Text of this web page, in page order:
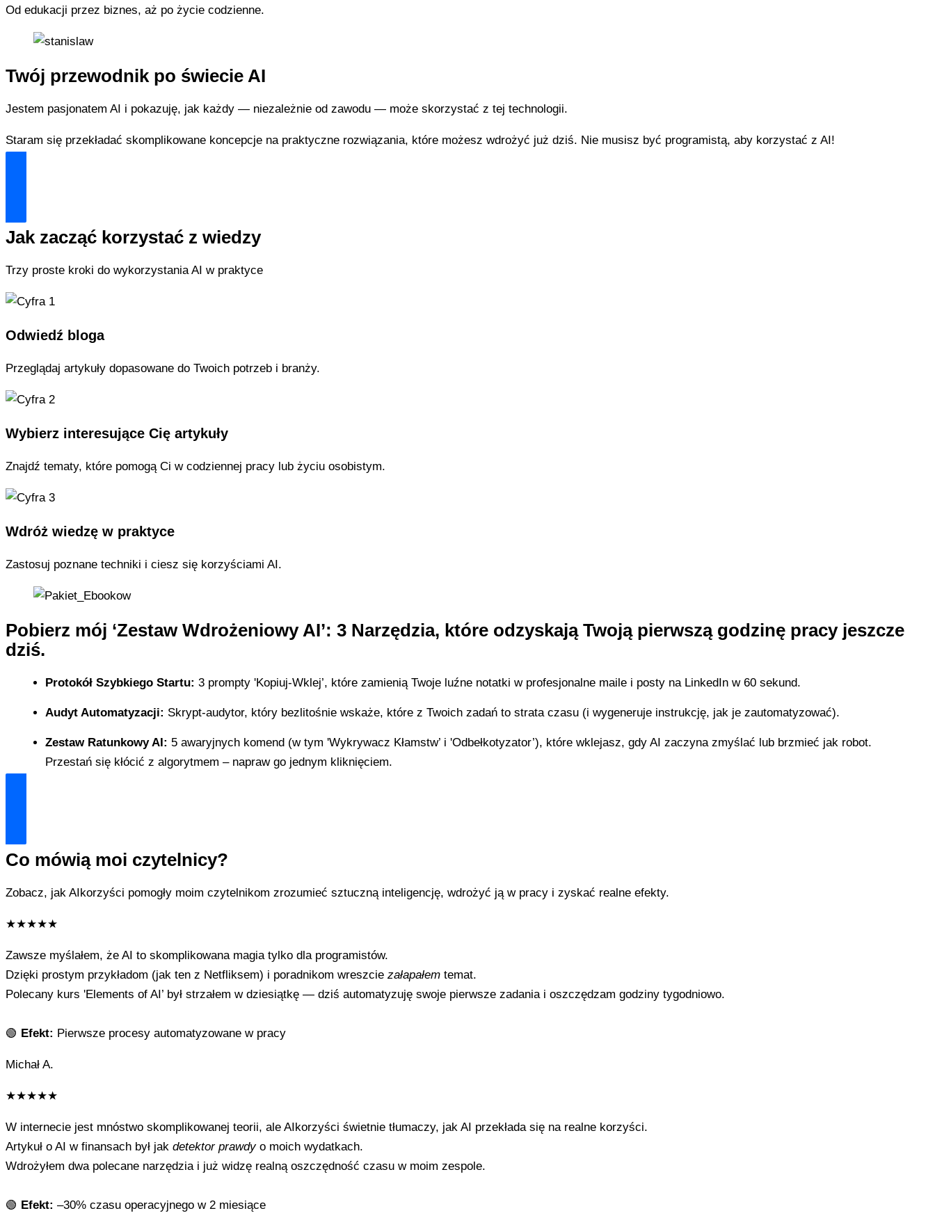
Od edukacji przez biznes, aż po życie codzienne.
Twój przewodnik po świecie AI
Jestem pasjonatem AI i pokazuję, jak każdy — niezależnie od zawodu — może skorzystać z tej technologii.
Staram się przekładać skomplikowane koncepcje na praktyczne rozwiązania, które możesz wdrożyć już dziś. Nie musisz być programistą, aby korzystać z AI!
Jak zacząć korzystać z wiedzy
Trzy proste kroki do wykorzystania AI w praktyce
Odwiedź bloga
Przeglądaj artykuły dopasowane do Twoich potrzeb i branży.
Wybierz interesujące Cię artykuły
Znajdź tematy, które pomogą Ci w codziennej pracy lub życiu osobistym.
Wdróż wiedzę w praktyce
Zastosuj poznane techniki i ciesz się korzyściami AI.
Pobierz mój ‘Zestaw Wdrożeniowy AI’: 3 Narzędzia, które odzyskają Twoją pierwszą godzinę pracy jeszcze
dziś.
Protokół Szybkiego Startu: 3 prompty 'Kopiuj-Wklej’, które zamienią Twoje luźne notatki w profesjonalne maile i posty na LinkedIn w 60 sekund.
Audyt Automatyzacji: Skrypt-audytor, który bezlitośnie wskaże, które z Twoich zadań to strata czasu (i wygeneruje instrukcję, jak je zautomatyzować).
Zestaw Ratunkowy AI: 5 awaryjnych komend (w tym 'Wykrywacz Kłamstw’ i 'Odbełkotyzator’), które wklejasz, gdy AI zaczyna zmyślać lub brzmieć jak robot.
Przestań się kłócić z algorytmem – napraw go jednym kliknięciem.
Co mówią moi czytelnicy?
Zobacz, jak AIkorzyści pomogły moim czytelnikom zrozumieć sztuczną inteligencję, wdrożyć ją w pracy i zyskać realne efekty.
★★★★★
Zawsze myślałem, że AI to skomplikowana magia tylko dla programistów.
Dzięki prostym przykładom (jak ten z Netfliksem) i poradnikom wreszcie załapałem temat.
Polecany kurs 'Elements of AI’ był strzałem w dziesiątkę — dziś automatyzuję swoje pierwsze zadania i oszczędzam godziny tygodniowo.
🟢 Efekt: Pierwsze procesy automatyzowane w pracy
Michał A.
★★★★★
W internecie jest mnóstwo skomplikowanej teorii, ale AIkorzyści świetnie tłumaczy, jak AI przekłada się na realne korzyści.
Artykuł o AI w finansach był jak detektor prawdyo moich wydatkach.
Wdrożyłem dwa polecane narzędzia i już widzę realną oszczędność czasu w moim zespole.
🟢 Efekt: –30% czasu operacyjnego w 2 miesiące